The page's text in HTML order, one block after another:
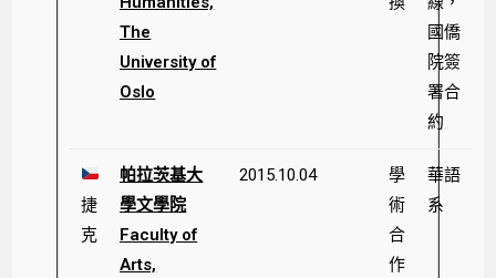
The
University of
Oslo
國僑
院簽
署合
約
捷
克
帕拉茨基大
學文學院
Faculty of
Arts,
2015.10.04
學
術
合
作
華語
系